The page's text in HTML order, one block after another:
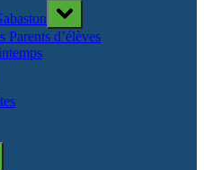
Toggle
sub-
menu
Parents d’élèves